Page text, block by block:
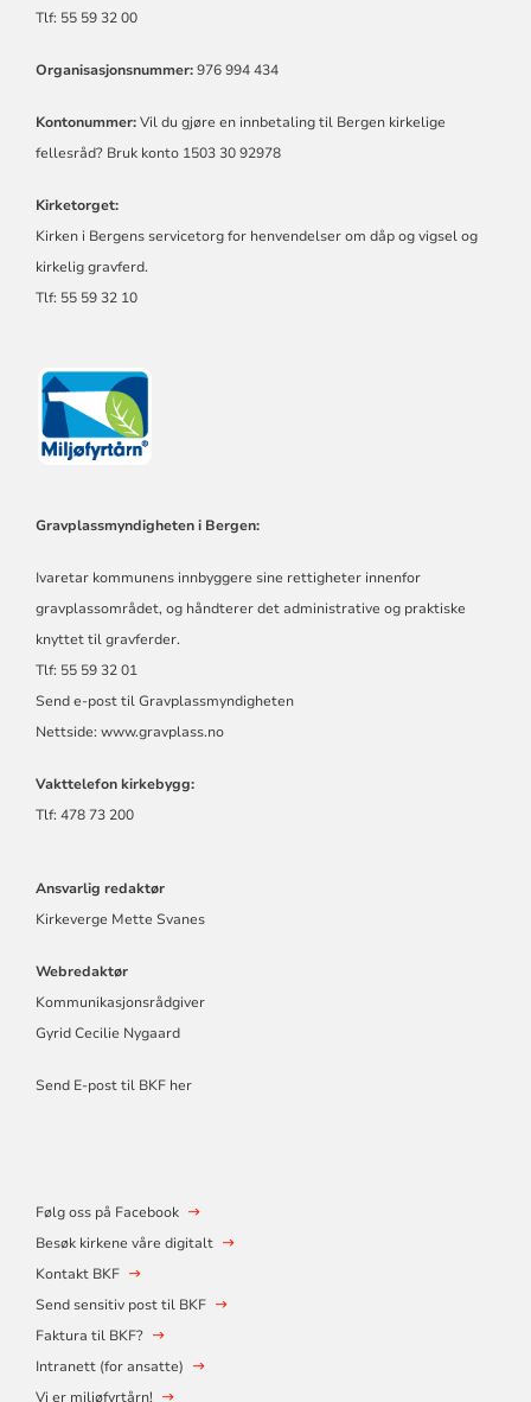
Tlf: 55 59 32 00
Organisasjonsnummer:976 994 434
Kontonummer:Vil du gjøre en innbetaling til Bergen kirkelige
fellesråd? Bruk konto 1503 30 92978
Kirketorget:
Kirken i Bergens servicetorg for henvendelser om dåp og vigsel og
kirkelig gravferd.
Tlf: 55 59 32 10
Gravplassmyndigheten i Bergen:
Ivaretar kommunens innbyggere sine rettigheter innenfor
gravplassområdet, og håndterer det administrative og praktiske
knyttet til gravferder.
Tlf: 55 59 32 01
Send e-post til Gravplassmyndigheten
Nettside: www.gravplass.no
Vakttelefon kirkebygg:
Tlf: 478 73 200
Ansvarlig redaktør
Kirkeverge Mette Svanes
Webredaktør
Kommunikasjonsrådgiver
Gyrid Cecilie Nygaard
Send E-post til BKF her
Følg oss på Facebook
Besøk kirkene våre digitalt
Kontakt BKF
Send sensitiv post til BKF
Faktura til BKF?
Intranett (for ansatte)
Vi er miljøfyrtårn!